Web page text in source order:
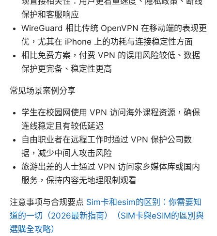
保护和客服响应
WireGuard 相比传统 OpenVPN 在移动端的表现更
优，尤其在 iPhone 上的功耗与连接稳定性方面
相比免费方案，付费 VPN 的误用风险较低、数据
保护更完备、稳定性更高
常见场景案例分享
学生在校园网使用 VPN 访问海外课程资源，确保
连线稳定且有较低延迟
自由职业者在远程工作时通过 VPN 保护公司数
据，减少中间人攻击风险
旅游出差的人士通过 VPN 访问家乡媒体库或国内
服务，保持内容无地理限制观看
注意事项与合规要点 Sim卡和esim的区别：你需要知
道的一切（2026最新指南）（SIM卡與eSIM的區別與
選購全攻略）